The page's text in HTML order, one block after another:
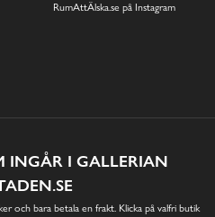
RumAttÄlska.se på Instagram
INGÅR I GALLERIAN
och bara betala en frakt. Klicka på valfri butik